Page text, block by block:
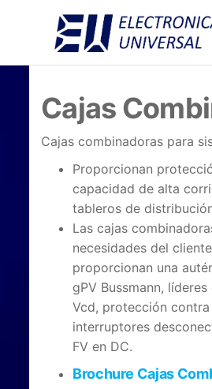
Cajas
Cajas combinadoras para
Proporcionan
capacidad de alta
tableros de
Las cajas
necesidades del
proporcionan una
gPV Bussmann,
Vcd, protección
interruptores
FV en DC.
Brochure Cajas